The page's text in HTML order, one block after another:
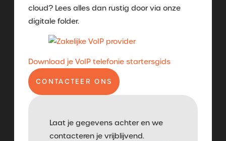
cloud? Lees alles dan rustig door via onze
digitale folder.
Download je VoIP telefonie startersgids
CONTACTEER ONS
Laat je gegevens achter en we
contacteren je vrijblijvend.